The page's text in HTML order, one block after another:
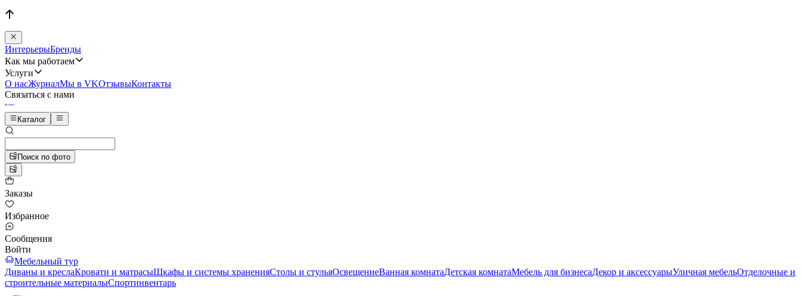
ИнтерьерыБренды
Как мы работаем
Услуги
О насЖурналМы в VKОтзывыКонтакты
Связаться с нами
Каталог
Поиск по фото
Заказы
Избранное
Сообщения
Войти
Мебельный тур
Диваны и креслаКровати и матрасыШкафы и системы храненияСтолы и стульяОсвещениеВанная комнатаДетская комнатаМебель для бизнесаДекор и аксессуарыУличная мебельОтделочные и
строительные материалыСпортинвентарь